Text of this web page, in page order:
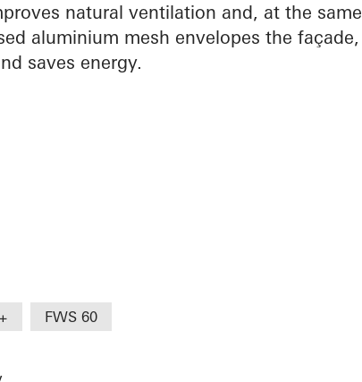
natural ventilation and, at the same
aluminium mesh envelopes the façade,
saves energy.
FWS 60